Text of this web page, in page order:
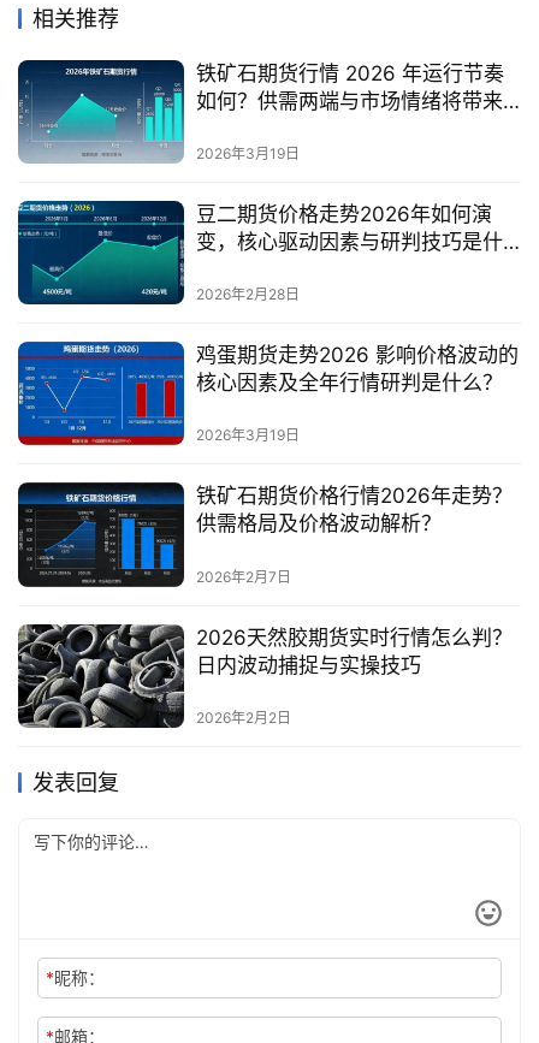
相关推荐
铁矿石期货行情 2026 年运行节奏
如何？供需两端与市场情绪将带来
2026年3月19日
豆二期货价格走势2026年如何演
变，核心驱动因素与研判技巧是什
2026年2月28日
鸡蛋期货走势2026 影响价格波动的
核心因素及全年行情研判是什么？
2026年3月19日
铁矿石期货价格行情2026年走势？
供需格局及价格波动解析？
2026年2月7日
2026天然胶期货实时行情怎么判？
日内波动捕捉与实操技巧
2026年2月2日
发表回复
*昵称：
*邮箱：